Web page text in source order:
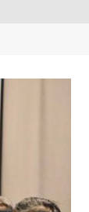
PENTING